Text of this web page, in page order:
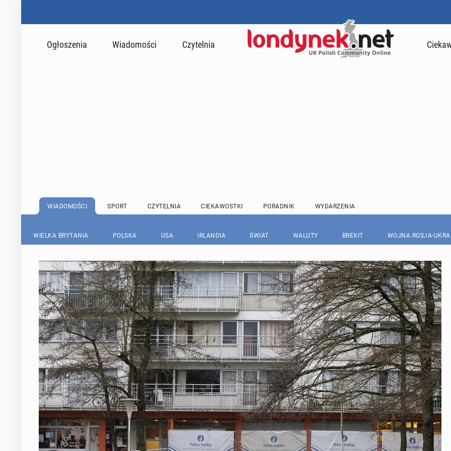
Ogłoszenia Wiadomości Czytelnia
WIADOMOŚCI SPORT CZYTELNIA CIEKAWOSTKI PORADNIK WYDARZENIA
WIELKA BRYTANIA POLSKA USA IRLANDIA ŚWIAT WALUTY BREXIT WOJNA ROSJA-